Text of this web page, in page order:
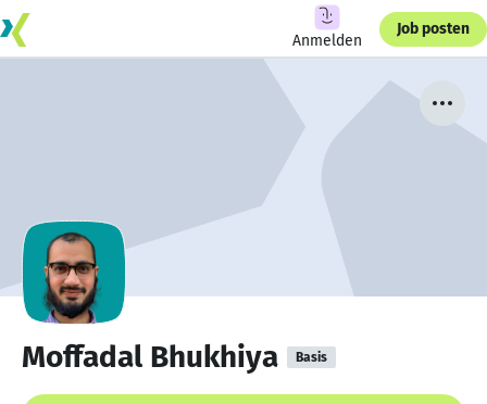
Anmelden
Job posten
Moffadal Bhukhiya Basis